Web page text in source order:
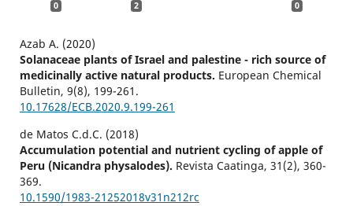
0 2 0
Azab A. (2020)
Solanaceae plants of Israel and palestine - rich source of
medicinally active natural products. European Chemical
Bulletin, 9(8), 199-261.
10.17628/ECB.2020.9.199-261
de Matos C.d.C. (2018)
Accumulation potential and nutrient cycling of apple of
Peru (Nicandra physalodes). Revista Caatinga, 31 (2), 360-
369.
10.1590/1983-21252018v31n212rc